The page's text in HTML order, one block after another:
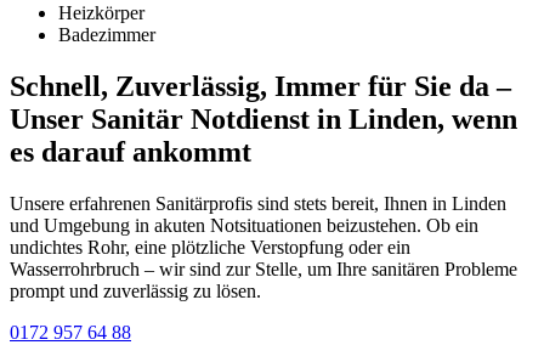
Heizkörper
Badezimmer
Schnell, Zuverlässig, Immer für Sie da –
Unser Sanitär Notdienst in Linden, wenn
es darauf ankommt
Unsere erfahrenen Sanitärprofis sind stets bereit, Ihnen in Linden
und Umgebung in akuten Notsituationen beizustehen. Ob ein
undichtes Rohr, eine plötzliche Verstopfung oder ein
Wasserrohrbruch – wir sind zur Stelle, um Ihre sanitären Probleme
prompt und zuverlässig zu lösen.
0172 957 64 88